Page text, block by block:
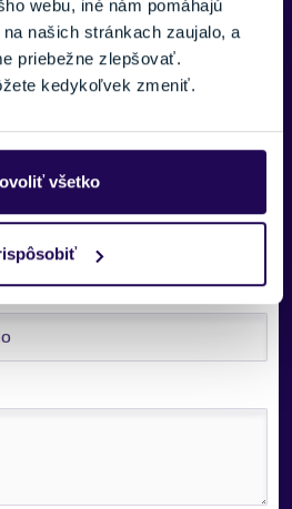
webu, iné nám pomáhajú
našich stránkach zaujalo, a
priebežne zlepšovať.
kedykoľvek zmeniť.
všetko
viac informácii? Sme tu